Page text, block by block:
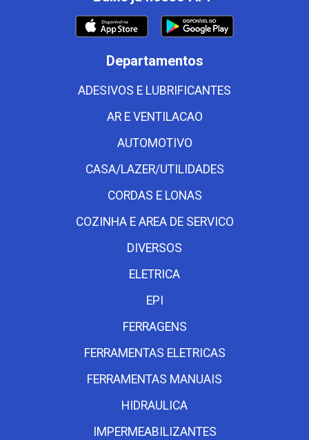
Departamentos
ADESIVOS E LUBRIFICANTES
AR E VENTILACAO
AUTOMOTIVO
CASA/LAZER/UTILIDADES
CORDAS E LONAS
COZINHA E AREA DE SERVICO
DIVERSOS
ELETRICA
EPI
FERRAGENS
FERRAMENTAS ELETRICAS
FERRAMENTAS MANUAIS
HIDRAULICA
IMPERMEABILIZANTES